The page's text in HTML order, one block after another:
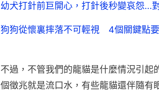
幼犬打針前巨開心，打針後秒變哀怨...
狗狗從懷裏摔落不可輕視 4個關鍵點
不過，不管我們的龍貓是什麼情況引起
個徵兆就是流口水，有些龍貓還伴隨有